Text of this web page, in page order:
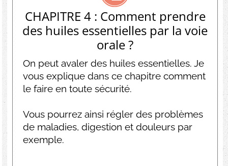
CHAPITRE 4 : Comment prendre
des huiles essentielles par la voie
orale ?
On peut avaler des huiles essentielles. Je
vous explique dans ce chapitre comment
le faire en toute sécurité.
Vous pourrez ainsi régler des problèmes
de maladies, digestion et douleurs par
exemple.